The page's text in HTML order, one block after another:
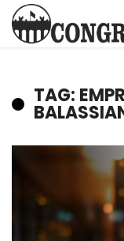
TAG: